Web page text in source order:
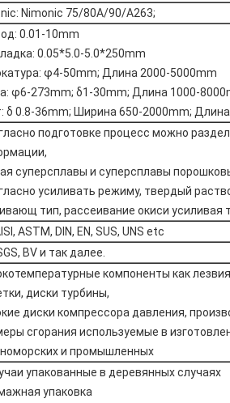
Nimonic 75/80A/90/A263;
0.01-10mm
0.05*5.0-5.0*250mm
φ4-50mm; Длина 2000-5000mm
φ6-273mm; δ1-30mm; Длина 1000-
δ 0.8-36mm; Ширина 650-2000mm;
подготовке процесс можно
суперсплавы и суперсплавы
усиливать режиму, твердый
тип, рассеивание окиси усиливая
ASTM, DIN, EN, SUS, UNS etc
BV и так далее.
компоненты как
диски турбины,
диски компрессора давления,
сгорания используемые в
и промышленных
упакованные в деревянных случаях
упаковка